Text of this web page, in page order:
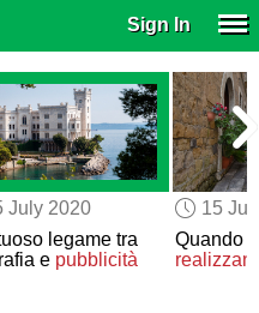
Sign In
July 2020
legame tra
e pubblicità
15
Quando